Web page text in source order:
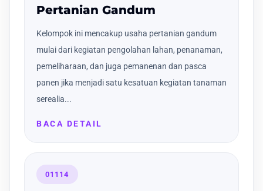
Pertanian Gandum
Kelompok ini mencakup usaha pertanian gandum
mulai dari kegiatan pengolahan lahan, penanaman,
pemeliharaan, dan juga pemanenan dan pasca
panen jika menjadi satu kesatuan kegiatan tanaman
serealia...
BACA DETAIL
01114